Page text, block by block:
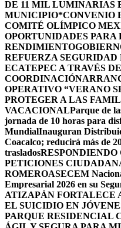
DE 11 MIL LUMINARIAS
MUNICIPIO*CONVENIO
COMITÉ OLÍMPICO
OPORTUNIDADES PARA
RENDIMIENTO
REFUERZA
ECATEPEC A TRAVÉS
COORDINACIÓN
OPERATIVO “VERANO
PROTEGER A LAS
VACACIONALParque de
jornada de 10 horas para
MundialInauguran
Coacalco; reducirá más de
trasladosRESPONDIENDO
PETICIONES
ROMEROASECEM
Empresarial 2026 en su
ATIZAPÁN FORTALECE
EL SUICIDIO EN
PARQUE RESIDENCIAL